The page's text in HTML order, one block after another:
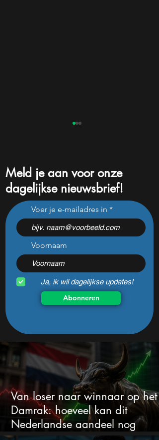
Dit AI-softwareaandeel
stijgt 38% en zet de SaaS-
crash op zijn kop
Meld je aan voor onze
dagelijkse nieuwsbrief!
Voer je e-mailadres in
Voornaam
Ja, ik wil dagelijkse updates!
Abonneren
Van loser naar winnaar op het
Damrak: hoeveel kan dit
Nederlandse aandeel nog